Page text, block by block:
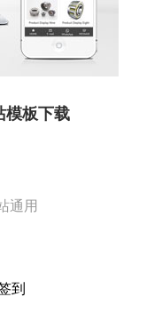
模板下载
通用
到